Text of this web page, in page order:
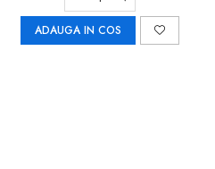
ADAUGA IN COS